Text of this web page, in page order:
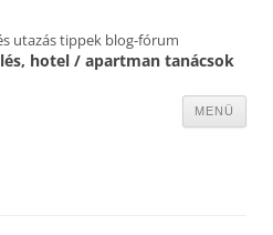
utazás tippek blog-fórum
hotel / apartman tanácsok
MENÜ